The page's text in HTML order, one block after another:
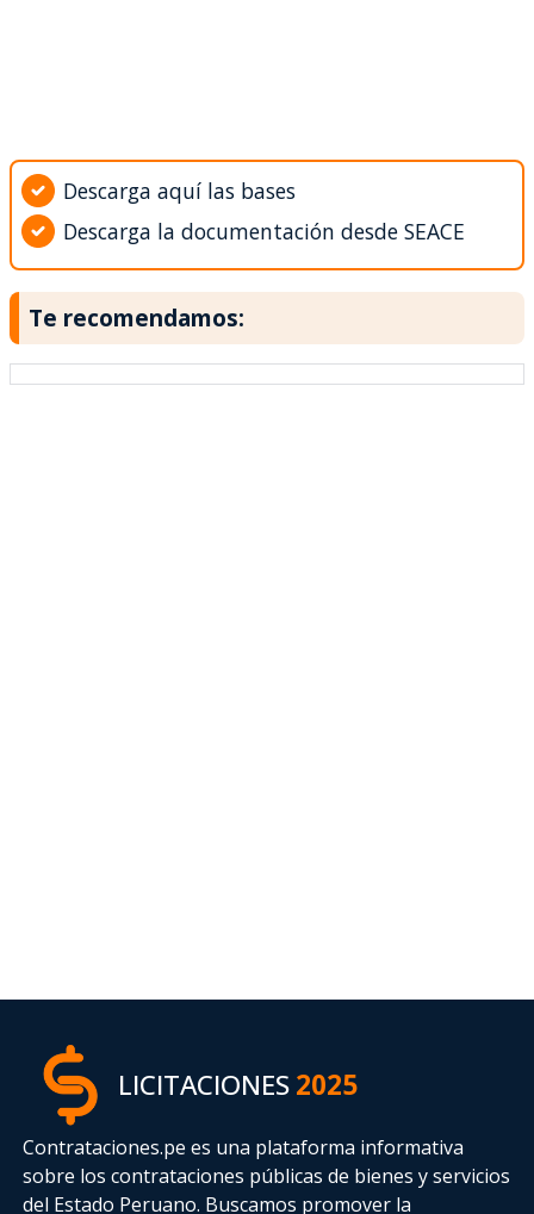
Descarga aquí las bases
Descarga la documentación desde SEACE
Te recomendamos:
LICITACIONES2025
Contrataciones.pe es una plataforma informativa
sobre los contrataciones públicas de bienes y servicios
del Estado Peruano. Buscamos promover la